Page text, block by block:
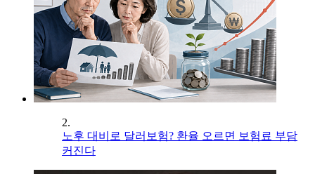
2.
노후 대비로 달러보험? 환율 오르면 보험료 부담
커진다